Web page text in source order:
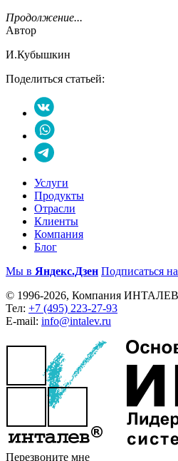
Продолжение...
Автор
И.Кубышкин
Поделиться статьей:
Услуги
Продукты
Отрасли
Клиенты
Компания
Блог
Мы в Яндекс.Дзен Подписаться
© 1996-2026, Компания
Тел: +7 (495) 223-27-93
E-mail: info@intalev.ru
Перезвоните мне